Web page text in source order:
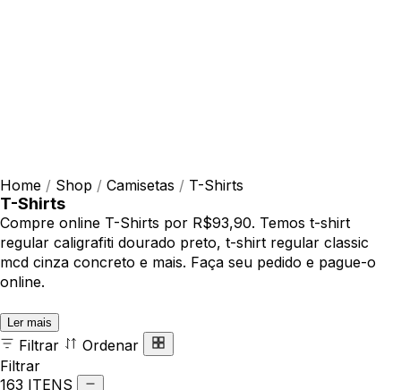
Home / Shop / Camisetas / T-Shirts
T-Shirts
Compre online T-Shirts por R$93,90. Temos t-shirt
regular caligrafiti dourado preto, t-shirt regular classic
mcd cinza concreto e mais. Faça seu pedido e pague-o
online.
Ler mais
Filtrar
Ordenar
Filtrar
163 ITENS